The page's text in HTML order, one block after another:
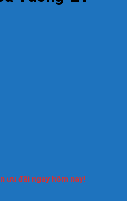
ưu đãi ngay hôm nay!